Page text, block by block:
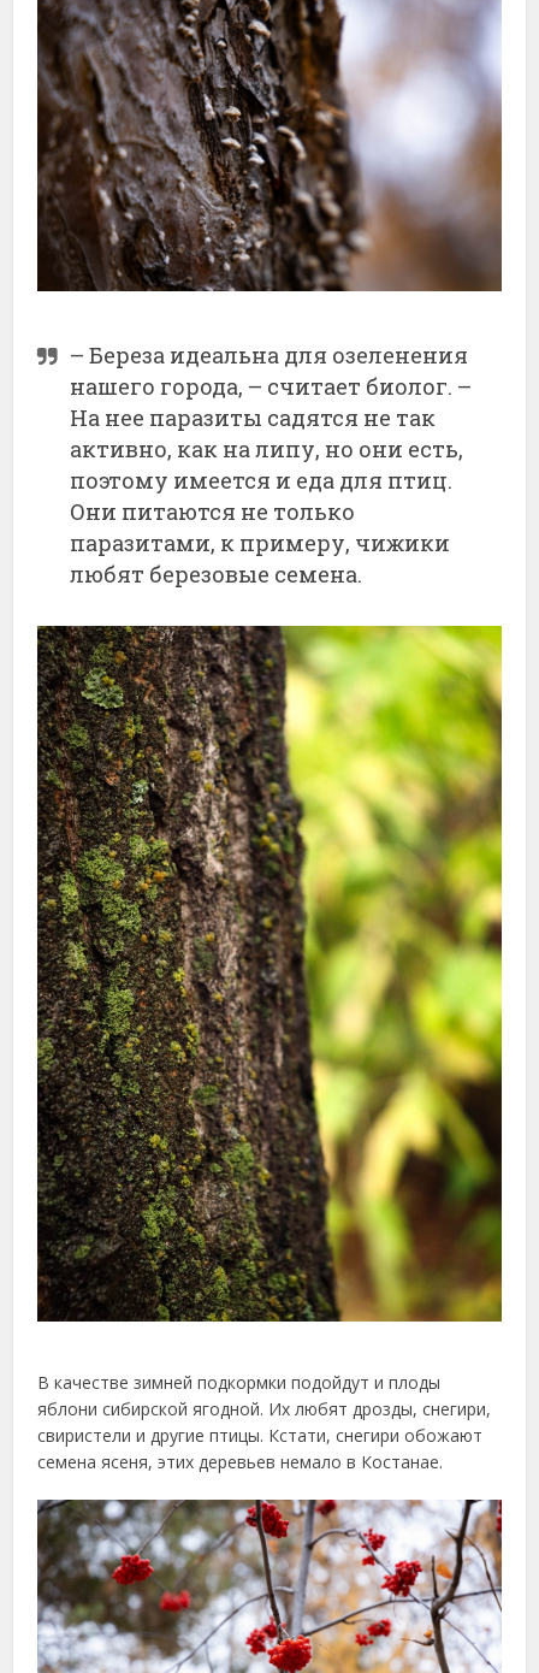
– Береза идеальна для озеленения
нашего города, – считает биолог. –
На нее паразиты садятся не так
активно, как на липу, но они есть,
поэтому имеется и еда для птиц.
Они питаются не только
паразитами, к примеру, чижики
любят березовые семена.
В качестве зимней подкормки подойдут и плоды
яблони сибирской ягодной. Их любят дрозды, снегири,
свиристели и другие птицы. Кстати, снегири обожают
семена ясеня, этих деревьев немало в Костанае.